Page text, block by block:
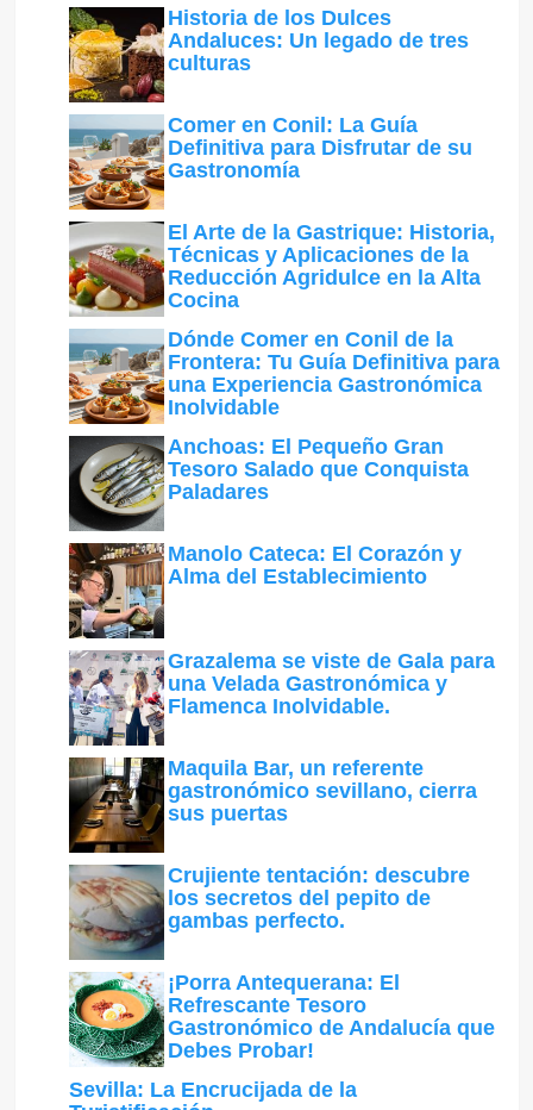
Historia de los Dulces
Andaluces: Un legado de tres
culturas
Comer en Conil: La Guía
Definitiva para Disfrutar de su
Gastronomía
El Arte de la Gastrique: Historia,
Técnicas y Aplicaciones de la
Reducción Agridulce en la Alta
Cocina
Dónde Comer en Conil de la
Frontera: Tu Guía Definitiva para
una Experiencia Gastronómica
Inolvidable
Anchoas: El Pequeño Gran
Tesoro Salado que Conquista
Paladares
Manolo Cateca: El Corazón y
Alma del Establecimiento
Grazalema se viste de Gala para
una Velada Gastronómica y
Flamenca Inolvidable.
Maquila Bar, un referente
gastronómico sevillano, cierra
sus puertas
Crujiente tentación: descubre
los secretos del pepito de
gambas perfecto.
¡Porra Antequerana: El
Refrescante Tesoro
Gastronómico de Andalucía que
Debes Probar!
Sevilla: La Encrucijada de la